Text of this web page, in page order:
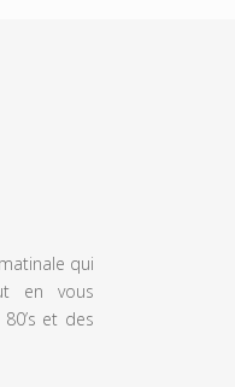
qui
en vous
et des